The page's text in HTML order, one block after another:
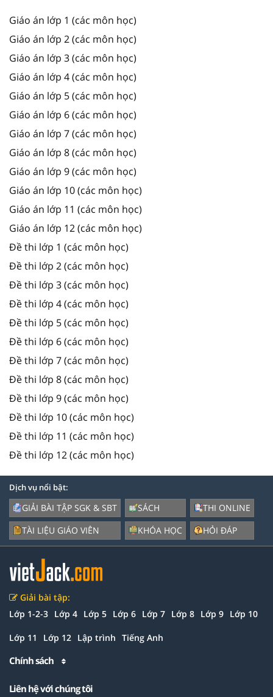
Giáo án lớp 1 (các môn học)
Giáo án lớp 2 (các môn học)
Giáo án lớp 3 (các môn học)
Giáo án lớp 4 (các môn học)
Giáo án lớp 5 (các môn học)
Giáo án lớp 6 (các môn học)
Giáo án lớp 7 (các môn học)
Giáo án lớp 8 (các môn học)
Giáo án lớp 9 (các môn học)
Giáo án lớp 10 (các môn học)
Giáo án lớp 11 (các môn học)
Giáo án lớp 12 (các môn học)
Đề thi lớp 1 (các môn học)
Đề thi lớp 2 (các môn học)
Đề thi lớp 3 (các môn học)
Đề thi lớp 4 (các môn học)
Đề thi lớp 5 (các môn học)
Đề thi lớp 6 (các môn học)
Đề thi lớp 7 (các môn học)
Đề thi lớp 8 (các môn học)
Đề thi lớp 9 (các môn học)
Đề thi lớp 10 (các môn học)
Đề thi lớp 11 (các môn học)
Đề thi lớp 12 (các môn học)
Dịch vụ nổi bật:
GIẢI BÀI TẬP SGK & SBT
TÀI LIỆU GIÁO VIÊN
SÁCH
KHÓA HỌC
THI ONLINE
HỎI ĐÁP
Giải bài tập:
Lớp 1-2-3 Lớp 4 Lớp 5 Lớp 6 Lớp 7 Lớp 8 Lớp 9 Lớp 10
Lớp 11 Lớp 12 Lập trình Tiếng Anh
Chính sách
Liên hệ với chúng tôi